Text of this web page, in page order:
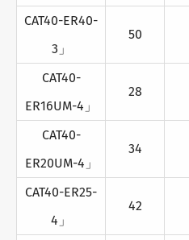
CAT40-ER40-
3」
50
CAT40-
ER16UM-4」
28
CAT40-
ER20UM-4」
34
CAT40-ER25-
4」
42